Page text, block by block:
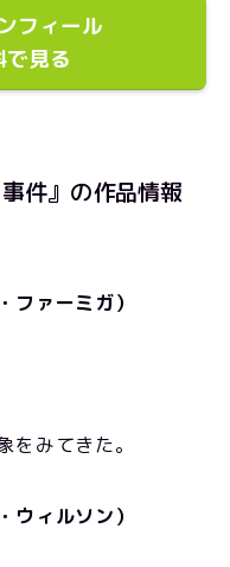
フィール
で見る
件』の作品情報
ファーミガ）
みてきた。
ウィルソン）